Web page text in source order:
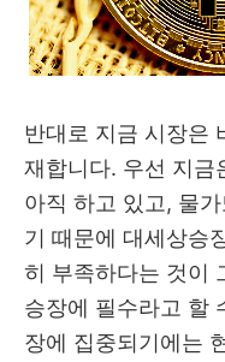
반대로 지금 시장은
재합니다. 우선 지금
아직 하고 있고, 물
기 때문에 대세상승
히 부족하다는 것이
승장에 필수라고 할
장에 집중되기에는